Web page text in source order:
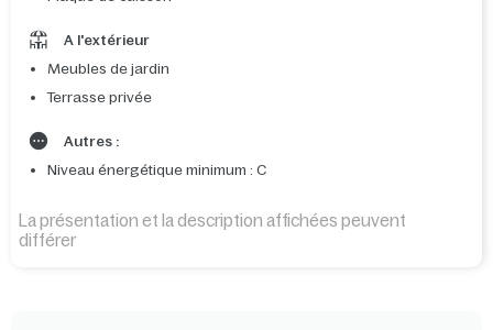
A l'extérieur
Meubles de jardin
Terrasse privée
Autres :
Niveau énergétique minimum : C
La présentation et la description affichées peuvent
différer